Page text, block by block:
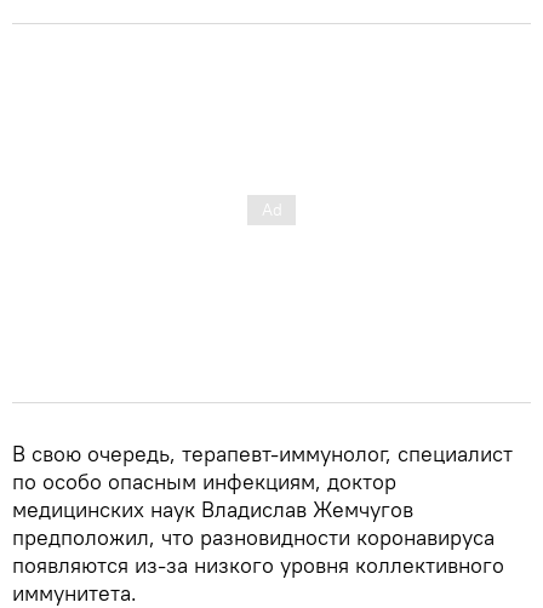
В свою очередь, терапевт-иммунолог, специалист
по особо опасным инфекциям, доктор
медицинских наук Владислав Жемчугов
предположил, что разновидности коронавируса
появляются из-за низкого уровня коллективного
иммунитета.